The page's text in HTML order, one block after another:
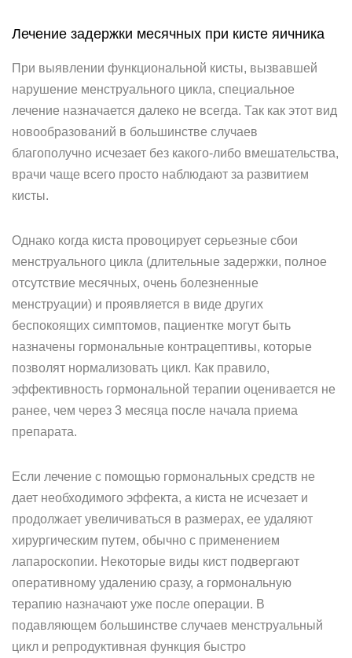
Лечение задержки месячных при кисте яичника
При выявлении функциональной кисты, вызвавшей
нарушение менструального цикла, специальное
лечение назначается далеко не всегда. Так как этот вид
новообразований в большинстве случаев
благополучно исчезает без какого-либо вмешательства,
врачи чаще всего просто наблюдают за развитием
кисты.
Однако когда киста провоцирует серьезные сбои
менструального цикла (длительные задержки, полное
отсутствие месячных, очень болезненные
менструации) и проявляется в виде других
беспокоящих симптомов, пациентке могут быть
назначены гормональные контрацептивы, которые
позволят нормализовать цикл. Как правило,
эффективность гормональной терапии оценивается не
ранее, чем через 3 месяца после начала приема
препарата.
Если лечение с помощью гормональных средств не
дает необходимого эффекта, а киста не исчезает и
продолжает увеличиваться в размерах, ее удаляют
хирургическим путем, обычно с применением
лапароскопии. Некоторые виды кист подвергают
оперативному удалению сразу, а гормональную
терапию назначают уже после операции. В
подавляющем большинстве случаев менструальный
цикл и репродуктивная функция быстро